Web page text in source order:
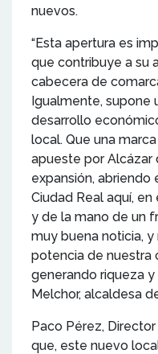
nuevos.
“Esta apertura es
que contribuye a su
cabecera de
Igualmente, supone
desarrollo
local. Que una
apueste por Alcázar
expansión, abriendo
Ciudad Real aquí,
y de la mano de un
muy buena noticia,
potencia de nuestra
generando riqueza
Melchor, alcaldesa
Paco Pérez,
que, este nuevo